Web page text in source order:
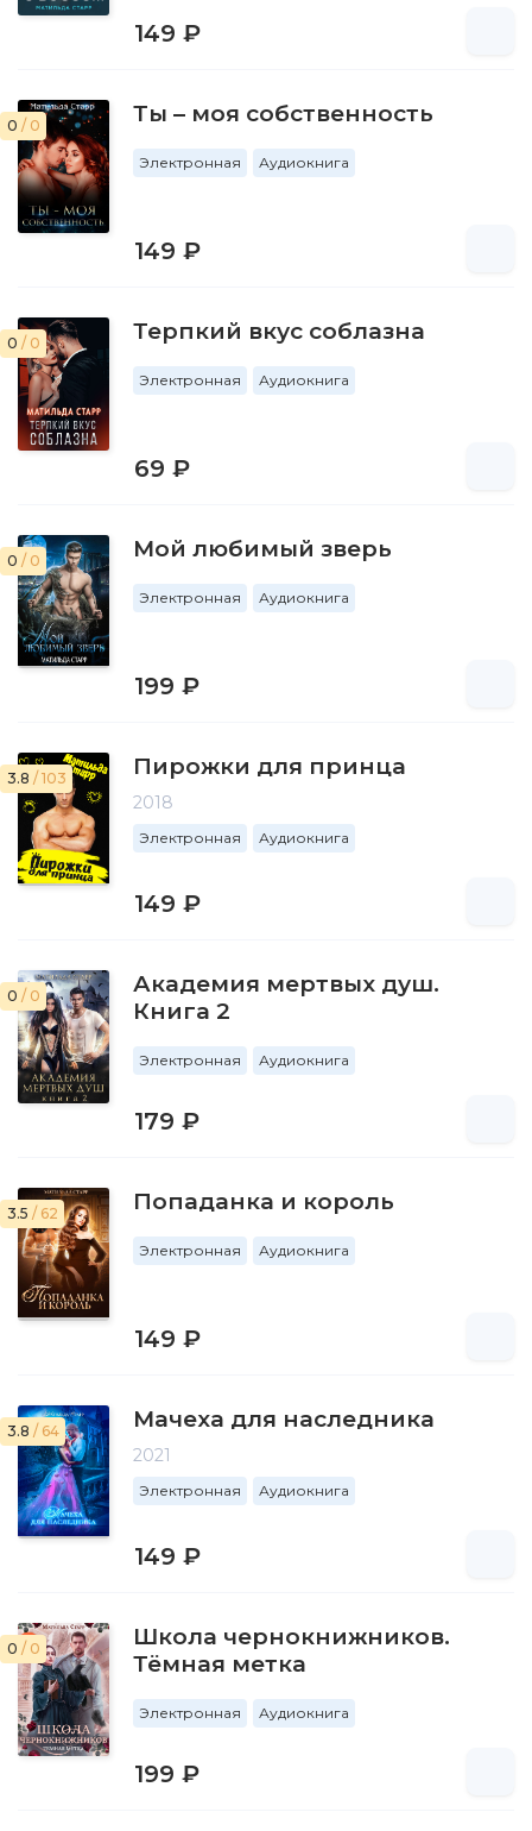
149 ₽
0 / 0 Ты – моя собственность
Электронная Аудиокнига
149 ₽
0 / 0 Терпкий вкус соблазна
Электронная Аудиокнига
69 ₽
0 / 0 Мой любимый зверь
Электронная Аудиокнига
199 ₽
3.8 / 103 Пирожки для принца
2018
Электронная Аудиокнига
149 ₽
0 / 0
Академия мертвых душ.
Книга 2
Электронная Аудиокнига
179 ₽
3.5 / 62 Попаданка и король
Электронная Аудиокнига
149 ₽
3.8 / 64 Мачеха для наследника
2021
Электронная Аудиокнига
149 ₽
0 / 0
Школа чернокнижников.
Тёмная метка
Электронная Аудиокнига
199 ₽